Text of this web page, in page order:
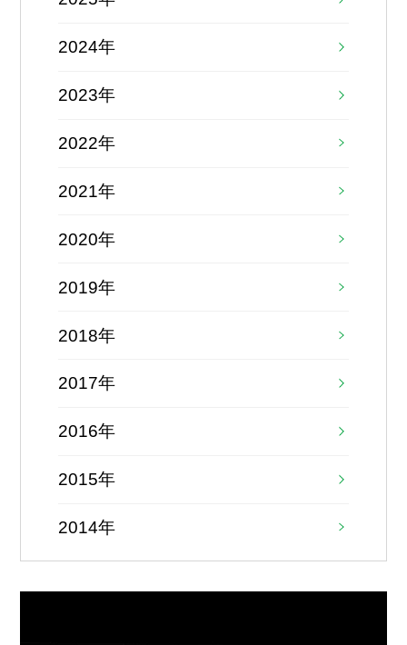
2024年
2023年
2022年
2021年
2020年
2019年
2018年
2017年
2016年
2015年
2014年